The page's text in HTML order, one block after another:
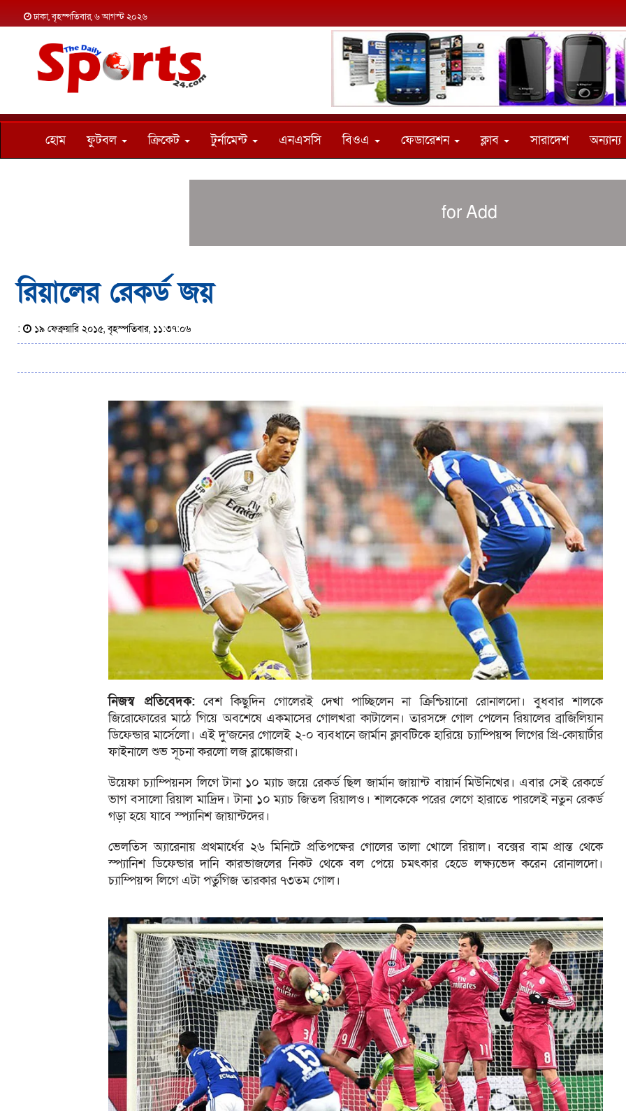
ঢাকা, বৃহস্পতিবার, ৬ আগস্ট ২০২৬
হোম ফুটবল ক্রিকেট টুর্নামেন্ট এনএসসি বিওএ ফেডারেশন ক্লাব সারাদেশ অন্যান্য
for Add
রিয়ালের রেকর্ড জয়
: ১৯ ফেব্রুয়ারি ২০১৫, বৃহস্পতিবার, ১১:৩৭:০৬
নিজস্ব প্রতিবেদক:বেশ কিছুদিন গোলেরই দেখা পাচ্ছিলেন না ক্রিশ্চিয়ানো রোনালদো। বুধবার শালকে
জিরোফোরের মাঠে গিয়ে অবশেষে একমাসের গোলখরা কাটালেন। তারসঙ্গে গোল পেলেন রিয়ালের ব্রাজিলিয়ান
ডিফেন্ডার মার্সেলো। এই দু’জনের গোলেই ২-০ ব্যবধানে জার্মান ক্লাবটিকে হারিয়ে চ্যাম্পিয়ন্স লিগের প্রি-কোয়ার্টার
ফাইনালে শুভ সূচনা করলো লজ ব্লাঙ্কোজরা।
উয়েফা চ্যাম্পিয়নস লিগে টানা ১০ ম্যাচ জয়ে রেকর্ড ছিল জার্মান জায়ান্ট বায়ার্ন মিউনিখের। এবার সেই রেকর্ডে
ভাগ বসালো রিয়াল মাদ্রিদ। টানা ১০ ম্যাচ জিতল রিয়ালও। শালকেকে পরের লেগে হারাতে পারলেই নতুন রেকর্ড
গড়া হয়ে যাবে স্প্যানিশ জায়ান্টদের।
ভেলতিস অ্যারেনায় প্রথমার্ধের ২৬ মিনিটে প্রতিপক্ষের গোলের তালা খোলে রিয়াল। বক্সের বাম প্রান্ত থেকে
স্প্যানিশ ডিফেন্ডার দানি কারভাজলের নিকট থেকে বল পেয়ে চমৎকার হেডে লক্ষ্যভেদ করেন রোনালদো।
চ্যাম্পিয়ন্স লিগে এটা পর্তুগিজ তারকার ৭৩তম গোল।